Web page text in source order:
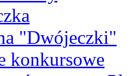
"Dwójeczki"
konkursowe